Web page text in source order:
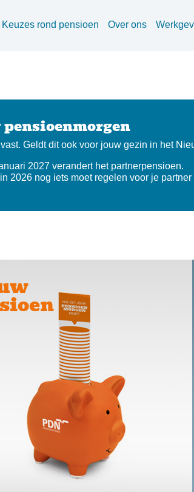
Keuzes rond pensioen Over ons
Geldt dit ook voor jouw gezin in het
2027 verandert het partnerpensioen.
2026 nog iets moet regelen voor je